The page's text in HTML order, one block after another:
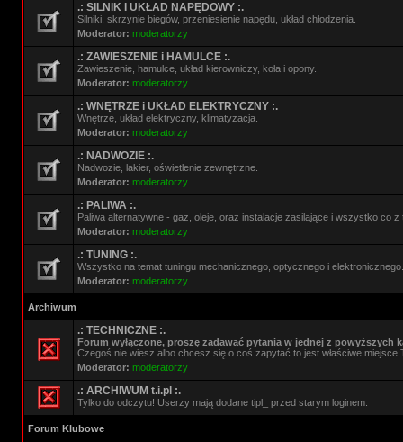
.: SILNIK I UKŁAD NAPĘDOWY :.
Silniki, skrzynie biegów, przeniesienie napędu, układ chłodzenia.
Moderator: moderatorzy
.: ZAWIESZENIE i HAMULCE :.
Zawieszenie, hamulce, układ kierowniczy, koła i opony.
Moderator: moderatorzy
.: WNĘTRZE i UKŁAD ELEKTRYCZNY :.
Wnętrze, układ elektryczny, klimatyzacja.
Moderator: moderatorzy
.: NADWOZIE :.
Nadwozie, lakier, oświetlenie zewnętrzne.
Moderator: moderatorzy
.: PALIWA :.
Paliwa alternatywne - gaz, oleje, oraz instalacje zasilające i wszystko co z
Moderator: moderatorzy
.: TUNING :.
Wszystko na temat tuningu mechanicznego, optycznego i elektronicznego.
Moderator: moderatorzy
Archiwum
.: TECHNICZNE :.
Forum wyłączone, proszę zadawać pytania w jednej z powyższych
Czegoś nie wiesz albo chcesz się o coś zapytać to jest właściwe
Moderator: moderatorzy
.: ARCHIWUM t.i.pl :.
Tylko do odczytu! Userzy mają dodane tipl_ przed starym loginem.
Forum Klubowe